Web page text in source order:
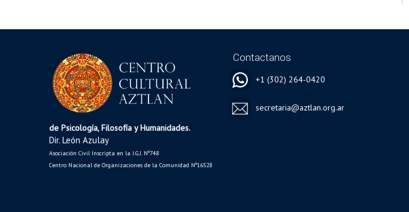
de Psicología, Filosofía y Humanidades.
Dir. León Azulay
Asociación Civil Inscripta en la I.G.J. Nº748
Centro Nacional de Organizaciones de la Comunidad Nº16528
Contactanos
+1 (302) 264-0420
secretaria@aztlan.org.ar